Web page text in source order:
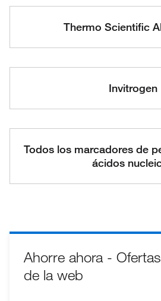
Thermo Scientific
Invitrogen
Todos los marcadores de
ácidos
Ahorre ahora -
de la web